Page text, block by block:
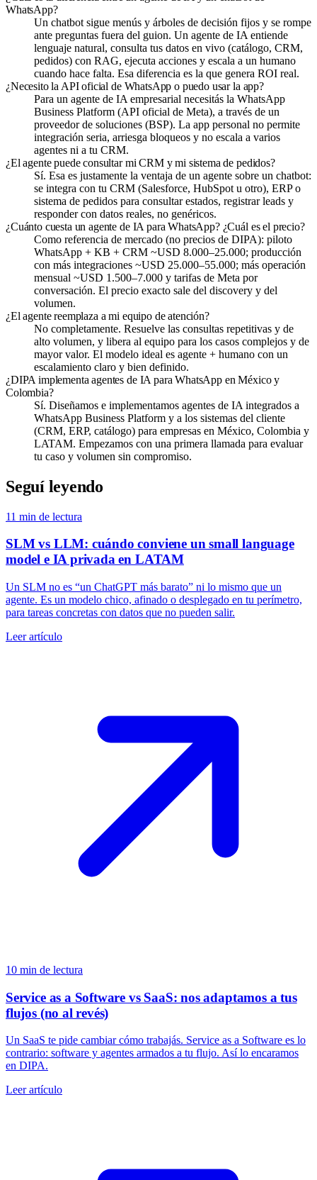
WhatsApp?
Un chatbot sigue menús y árboles de decisión fijos y se rompe
ante preguntas fuera del guion. Un agente de IA entiende
lenguaje natural, consulta tus datos en vivo (catálogo, CRM,
pedidos) con RAG, ejecuta acciones y escala a un humano
cuando hace falta. Esa diferencia es la que genera ROI real.
¿Necesito la API oficial de WhatsApp o puedo usar la app?
Para un agente de IA empresarial necesitás la WhatsApp
Business Platform (API oficial de Meta), a través de un
proveedor de soluciones (BSP). La app personal no permite
integración seria, arriesga bloqueos y no escala a varios
agentes ni a tu CRM.
¿El agente puede consultar mi CRM y mi sistema de pedidos?
Sí. Esa es justamente la ventaja de un agente sobre un chatbot:
se integra con tu CRM (Salesforce, HubSpot u otro), ERP o
sistema de pedidos para consultar estados, registrar leads y
responder con datos reales, no genéricos.
¿Cuánto cuesta un agente de IA para WhatsApp? ¿Cuál es el precio?
Como referencia de mercado (no precios de DIPA): piloto
WhatsApp + KB + CRM ~USD 8.000–25.000; producción
con más integraciones ~USD 25.000–55.000; más operación
mensual ~USD 1.500–7.000 y tarifas de Meta por
conversación. El precio exacto sale del discovery y del
volumen.
¿El agente reemplaza a mi equipo de atención?
No completamente. Resuelve las consultas repetitivas y de
alto volumen, y libera al equipo para los casos complejos y de
mayor valor. El modelo ideal es agente + humano con un
escalamiento claro y bien definido.
¿DIPA implementa agentes de IA para WhatsApp en México y
Colombia?
Sí. Diseñamos e implementamos agentes de IA integrados a
WhatsApp Business Platform y a los sistemas del cliente
(CRM, ERP, catálogo) para empresas en México, Colombia y
LATAM. Empezamos con una primera llamada para evaluar
tu caso y volumen sin compromiso.
Seguí leyendo
11 min de lectura
SLM vs LLM: cuándo conviene un small language
model e IA privada en LATAM
Un SLM no es “un ChatGPT más barato” ni lo mismo que un
agente. Es un modelo chico, afinado o desplegado en tu perímetro,
para tareas concretas con datos que no pueden salir.
Leer artículo
10 min de lectura
Service as a Software vs SaaS: nos adaptamos a tus
flujos (no al revés)
Un SaaS te pide cambiar cómo trabajás. Service as a Software es lo
contrario: software y agentes armados a tu flujo. Así lo encaramos
en DIPA.
Leer artículo